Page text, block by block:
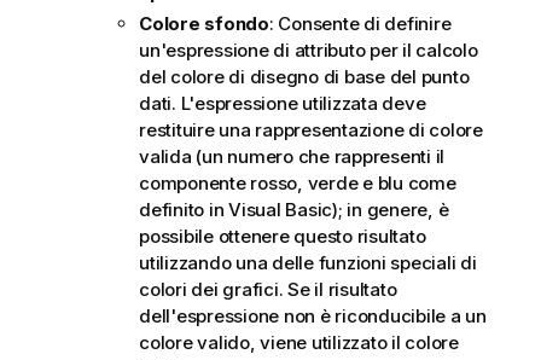
Colore sfondo: Consente di definire
un'espressione di attributo per il calcolo
del colore di disegno di base del punto
dati. L'espressione utilizzata deve
restituire una rappresentazione di colore
valida (un numero che rappresenti il
componente rosso, verde e blu come
definito in Visual Basic); in genere, è
possibile ottenere questo risultato
utilizzando una delle funzioni speciali di
colori dei grafici. Se il risultato
dell'espressione non è riconducibile a un
colore valido, viene utilizzato il colore